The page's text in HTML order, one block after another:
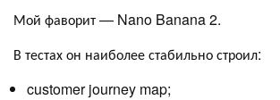
Мой фаворит — Nano Banana 2.
В тестах он наиболее стабильно строил:
customer journey map;